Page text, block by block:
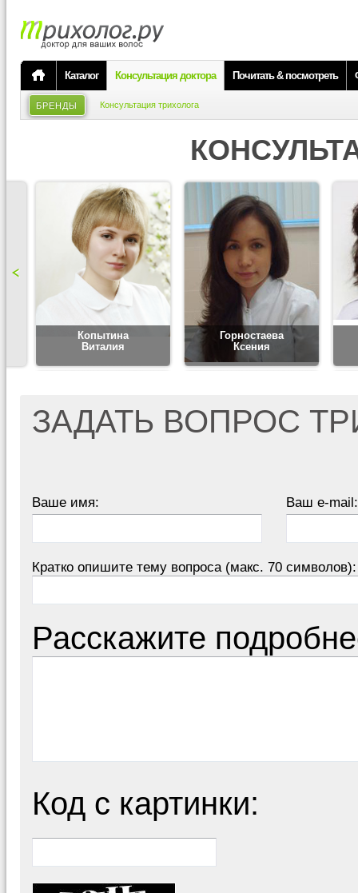
Каталог Консультация доктора Почитать & посмотреть
БРЕНДЫ Консультация трихолога
Копытина
Виталия
Горностаева
Ксения
ЗАДАТЬ ВОПРОС
Ваше имя: Ваш e-mail:
Кратко опишите тему вопроса (макс. 70 символов):
Расскажите
Код с картинки: